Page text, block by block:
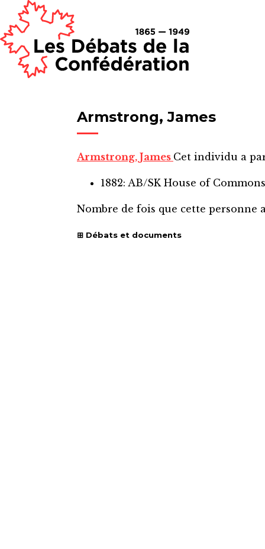
Armstrong, James
Armstrong, James Cet individu a
1882: AB/SK House of
Nombre de fois que cette personne
Débats et documents